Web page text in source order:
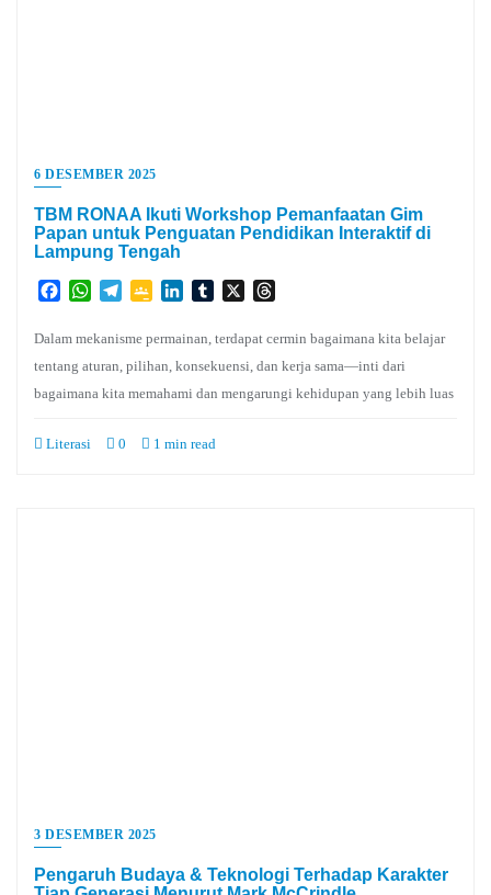
6 DESEMBER 2025
TBM RONAA Ikuti Workshop Pemanfaatan Gim
Papan untuk Penguatan Pendidikan Interaktif di
Lampung Tengah
FacebookWhatsApp
TelegramGoogleLinkedInTumblr
X
Dalam mekanisme permainan, terdapat cermin bagaimana kita belajar
tentang aturan, pilihan, konsekuensi, dan kerja sama—inti dari
bagaimana kita memahami dan mengarungi kehidupan yang lebih luas
Literasi 0 1 min read
3 DESEMBER 2025
Pengaruh Budaya & Teknologi Terhadap Karakter